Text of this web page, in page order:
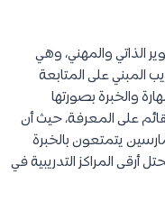
الذاتي والمهني، وهي
المبني على المتابعة
والخبرة بصورتها
على المعرفة، حيث أن
يتمتعون بالخبرة
أرقى المراكز التدريبية في